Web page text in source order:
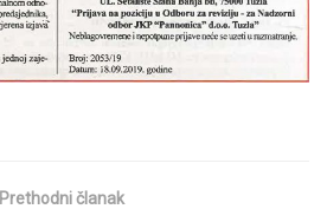
Prethodni članak